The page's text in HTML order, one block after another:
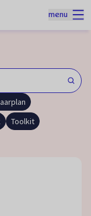
menu
Toolkit